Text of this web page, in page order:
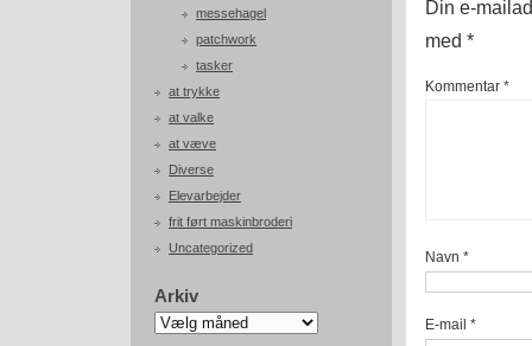
messehagel
patchwork
tasker
at trykke
at valke
at væve
Diverse
Elevarbejder
frit ført maskinbroderi
Uncategorized
Arkiv
Arkiv
Din e-
med *
Kommentar *
Navn *
E-mail *